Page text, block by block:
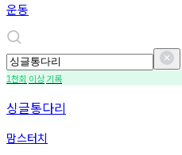
운동
1천회 이상기록
싱글통다리
맘스터치